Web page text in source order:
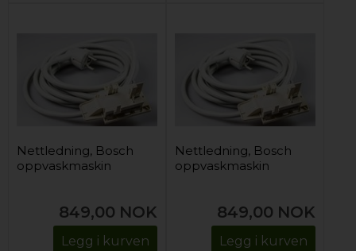
Nettledning, Bosch
oppvaskmaskin
849,00 NOK
Legg i kurven
Nettledning, Bosch
oppvaskmaskin
849,00 NOK
Legg i kurven